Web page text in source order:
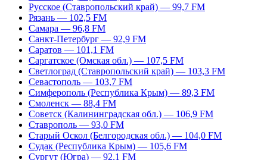
Русское (Ставропольский край) — 99,7 FM
Рязань — 102,5 FM
Самара — 96,8 FM
Санкт-Петербург — 92,9 FM
Саратов — 101,1 FM
Саргатское (Омская обл.) — 107,5 FM
Светлоград (Ставропольский край) — 103,3 FM
Севастополь — 103,7 FM
Симферополь (Республика Крым) — 89,3 FM
Смоленск — 88,4 FM
Советск (Калининградская обл.) — 106,9 FM
Ставрополь — 93,0 FM
Старый Оскол (Белгородская обл.) — 104,0 FM
Судак (Республика Крым) — 105,6 FM
Сургут (Югра) — 92,1 FM